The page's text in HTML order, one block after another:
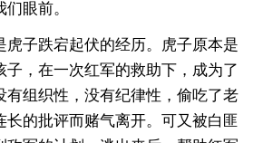
眼前。
虎子跌宕起伏的经历。虎子原本是
子，在一次红军的救助下，成为了
有组织性，没有纪律性，偷吃了老
长的批评而赌气离开。可又被白匪